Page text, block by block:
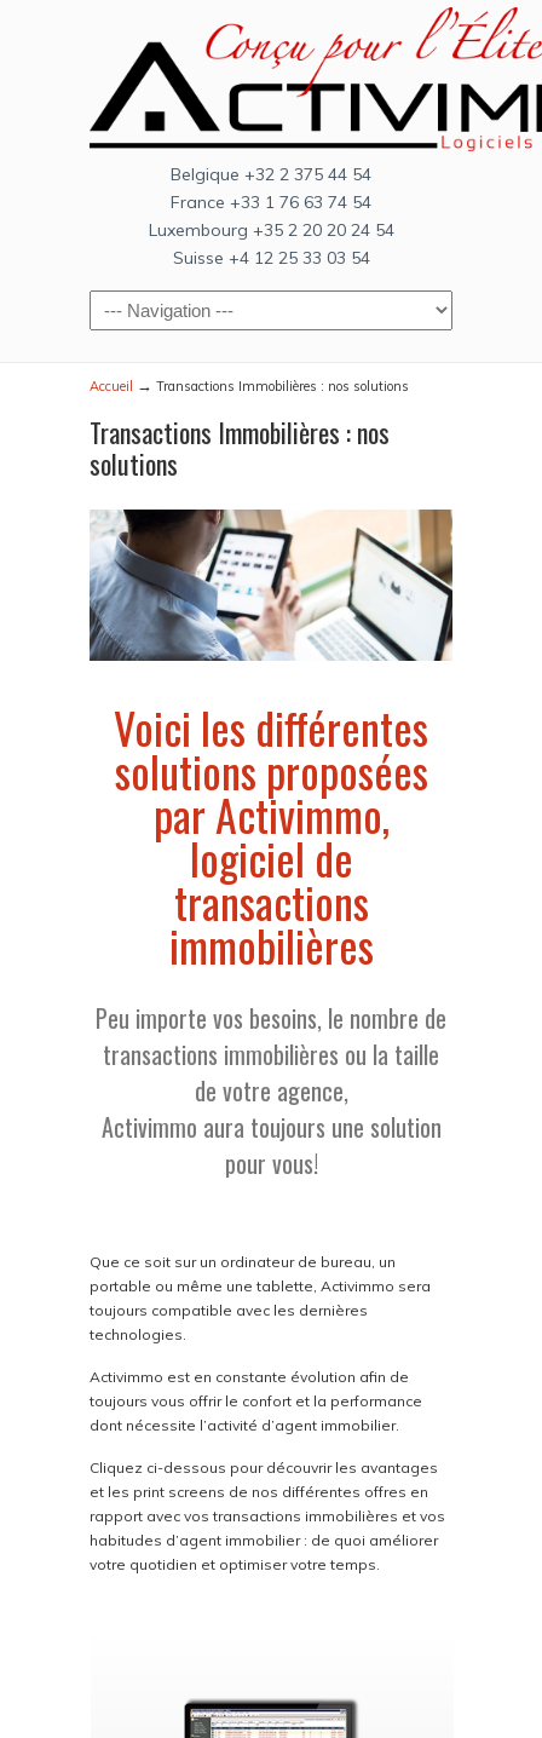
Belgique +32 2 375 44 54
France +33 1 76 63 74 54
Luxembourg +35 2 20 20 24 54
Suisse +4 12 25 33 03 54
Accueil → Transactions Immobilières : nos solutions
Transactions Immobilières : nos
solutions
Voici les différentes
solutions proposées
par Activimmo,
logiciel de
transactions
immobilières
Peu importe vos besoins, le nombre de
transactions immobilières ou la taille
de votre agence,
Activimmo aura toujours une solution
pour vous!
Que ce soit sur un ordinateur de bureau, un
portable ou même une tablette, Activimmo sera
toujours compatible avec les dernières
technologies.
Activimmo est en constante évolution afin de
toujours vous offrir le confort et la performance
dont nécessite l’activité d’agent immobilier.
Cliquez ci-dessous pour découvrir les avantages
et les print screens de nos différentes offres en
rapport avec vos transactions immobilières et vos
habitudes d’agent immobilier : de quoi améliorer
votre quotidien et optimiser votre temps.